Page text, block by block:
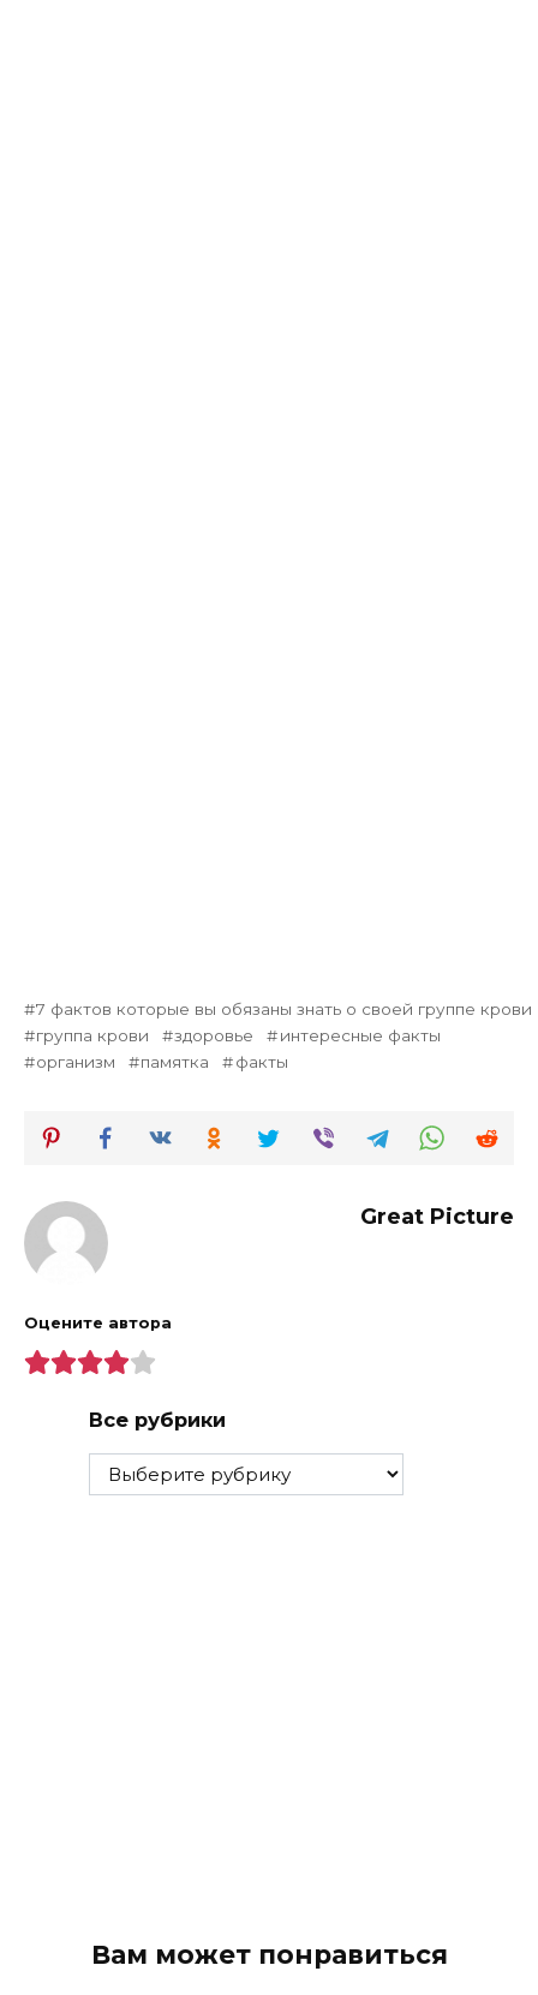
7 фактов которые вы обязаны знать о своей группе крови
группа крови
здоровье
интересные факты
организм
памятка факты
Great Picture
Оцените автора
Все рубрики
Все
рубрики
Вам может понравиться